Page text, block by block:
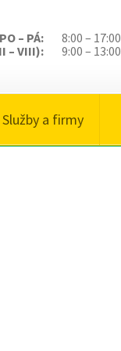
PO – PÁ:
8:00 – 17:00
– VIII):
9:00 – 13:00
Služby a firmy